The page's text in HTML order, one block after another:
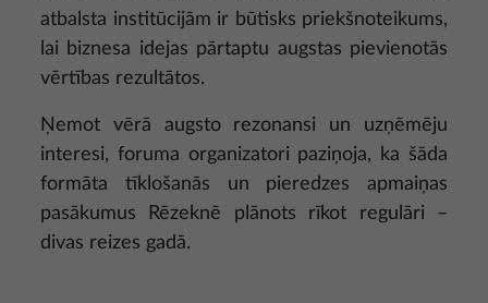
atbalsta institūcijām ir būtisks priekšnoteikums,
lai biznesa idejas pārtaptu augstas pievienotās
vērtības rezultātos.
Ņemot vērā augsto rezonansi un uzņēmēju
interesi, foruma organizatori paziņoja, ka šāda
formāta tīklošanās un pieredzes apmaiņas
pasākumus Rēzeknē plānots rīkot regulāri –
divas reizes gadā.